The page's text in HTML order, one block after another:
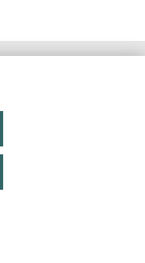
42020 San Polo D'Enza (RE)